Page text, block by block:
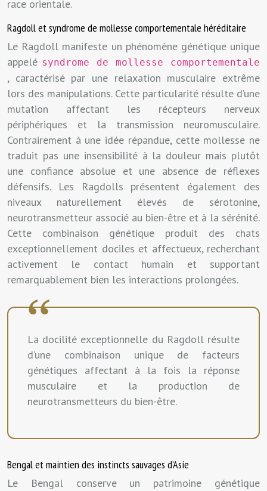
race orientale.
Ragdoll et syndrome de mollesse comportementale héréditaire
Le Ragdoll manifeste un phénomène génétique unique
appelé syndrome de mollesse comportementale
, caractérisé par une relaxation musculaire extrême
lors des manipulations. Cette particularité résulte d’une
mutation affectant les récepteurs nerveux
périphériques et la transmission neuromusculaire.
Contrairement à une idée répandue, cette mollesse ne
traduit pas une insensibilité à la douleur mais plutôt
une confiance absolue et une absence de réflexes
défensifs. Les Ragdolls présentent également des
niveaux naturellement élevés de sérotonine,
neurotransmetteur associé au bien-être et à la sérénité.
Cette combinaison génétique produit des chats
exceptionnellement dociles et affectueux, recherchant
activement le contact humain et supportant
remarquablement bien les interactions prolongées.
La docilité exceptionnelle du Ragdoll résulte
d’une combinaison unique de facteurs
génétiques affectant à la fois la réponse
musculaire et la production de
neurotransmetteurs du bien-être.
Bengal et maintien des instincts sauvages d’Asie
Le Bengal conserve un patrimoine génétique